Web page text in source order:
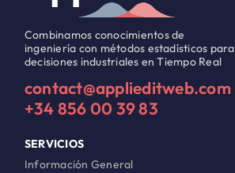
Combinamos conocimientos de
ingeniería con métodos estadísticos
decisiones industriales en Tiempo Real
contact@applieditweb.com
+34 856 00 39 83
SERVICIOS
Información General